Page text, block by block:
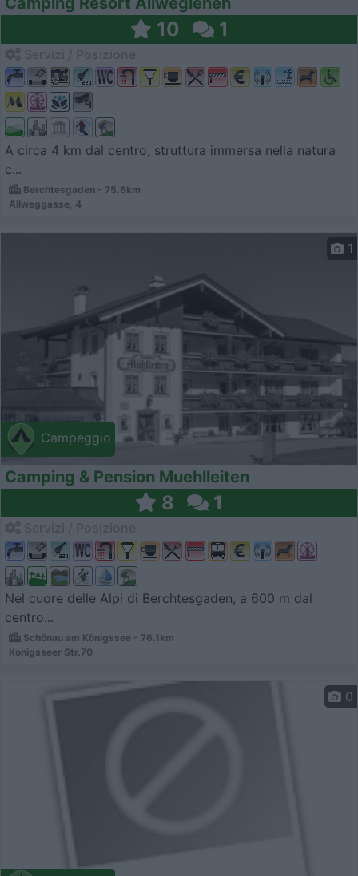
10 1
A circa 4 km dal centro, struttura immersa nella natura
c...
Berchtesgaden - 75.6km
Allweggasse, 4
Campeggio
1
Camping & Pension Muehlleiten
8 1
Nel cuore delle Alpi di Berchtesgaden, a 600 m dal
centro...
Schönau am Königssee - 76.1km
Konigsseer Str.70
0